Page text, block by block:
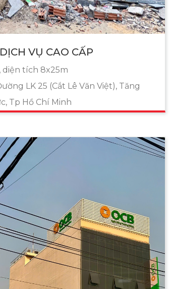
VỤ CAO CẤP
diện tích 8x25m
LK 25 (Cắt Lê Văn Việt), Tăng
Tp Hồ Chí Minh